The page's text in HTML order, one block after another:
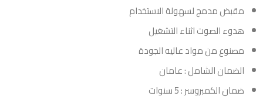
مقبض مدمج لسهولة الاستخدام
هدوء الصوت اثناء التشغيل
مصنوع من مواد عاليه الجودة
الضمان الشامل : عامان
ضمان الكمبروسر : 5 سنوات